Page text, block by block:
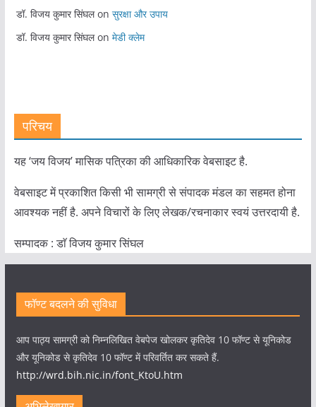
डॉ. विजय कुमार सिंघलon सुरक्षा और उपाय
डॉ. विजय कुमार सिंघलon मेडी क्लेम
परिचय
यह ‘जय विजय’ मासिक पत्रिका की आधिकारिक वेबसाइट है.
वेबसाइट में प्रकाशित किसी भी सामग्री से संपादक मंडल का सहमत होना
आवश्यक नहीं है. अपने विचारों के लिए लेखक/रचनाकार स्वयं उत्तरदायी है.
सम्पादक : डाॅ विजय कुमार सिंघल
फॉण्ट बदलने की सुविधा
आप पाठ्य सामग्री को निम्नलिखित वेबपेज खोलकर कृतिदेव 10 फॉण्ट से यूनिकोड
और यूनिकोड से कृतिदेव 10 फॉण्ट में परिवर्तित कर सकते हैं.
http://wrd.bih.nic.in/font_KtoU.htm